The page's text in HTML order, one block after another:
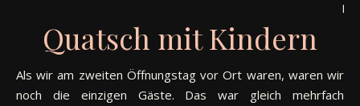
Quatsch mit Kindern
Als wir am zweiten Öffnungstag vor Ort waren, waren wir
noch die einzigen Gäste. Das war gleich mehrfach